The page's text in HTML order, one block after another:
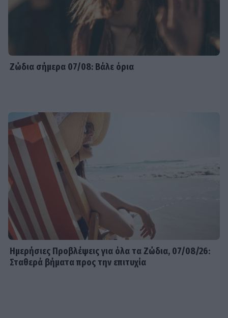
Ζώδια σήμερα 07/08: Βάλε όρια
Ημερήσιες Προβλέψεις για όλα τα Ζώδια, 07/08/26:
Σταθερά βήματα προς την επιτυχία